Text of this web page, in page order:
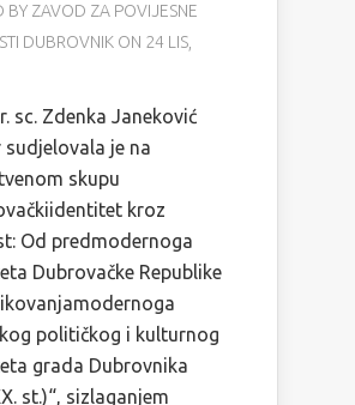
BY ZAVOD ZA POVIJESNE
DUBROVNIK ON 24 LIS,
sc. Zdenka Janeković
sudjelovala je na
skupu
kroz
Od predmodernoga
Dubrovačke Republike
političkog i kulturnog
grada Dubrovnika
st.)“, sizlaganjem